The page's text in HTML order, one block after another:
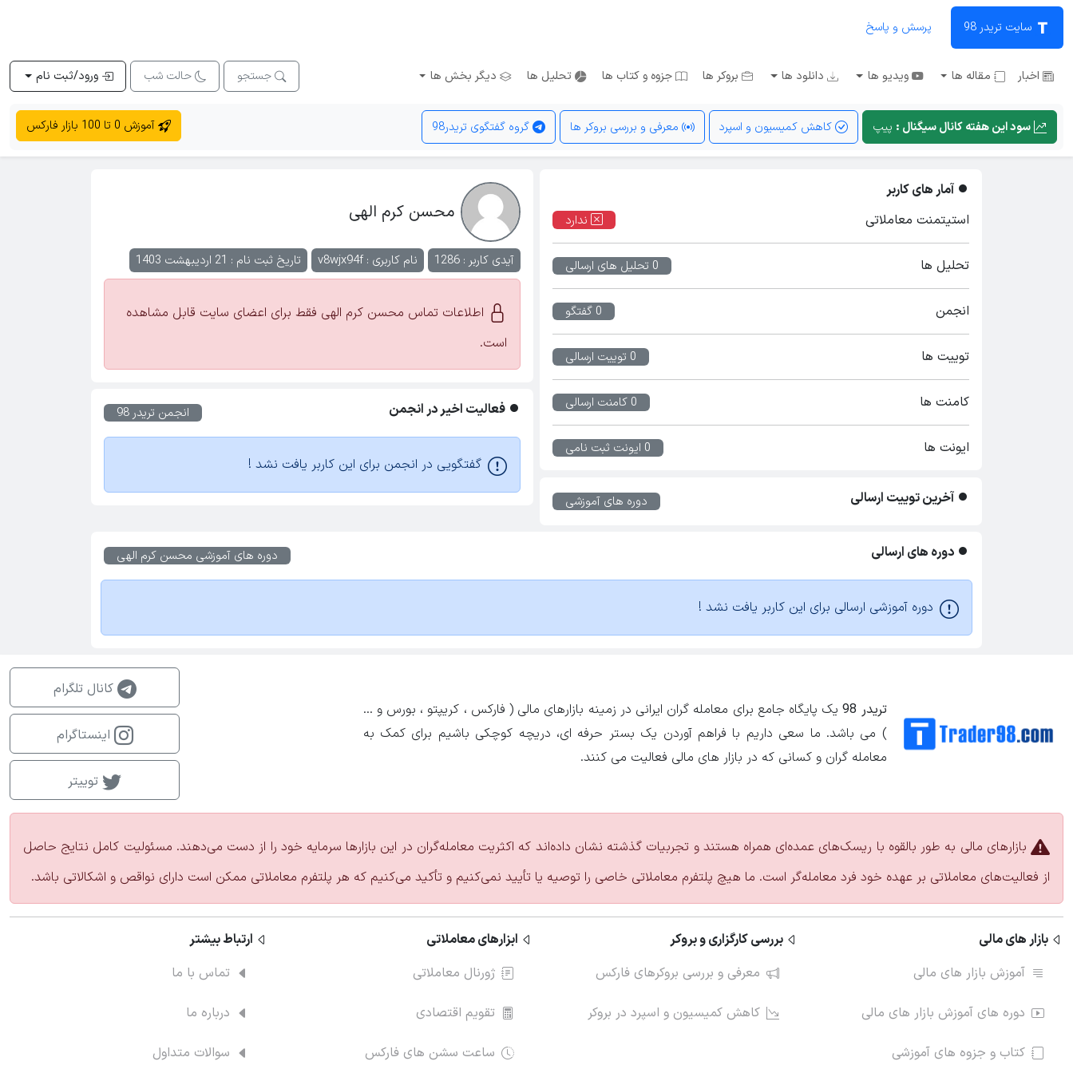
سایت تریدر 98 پرسش و پاسخ
اخبار مقاله ها ویدیو ها دانلود ها بروکر ها جزوه و کتاب ها تحلیل ها دیگر بخش ها جستجو حالت شب
سود این هفته کانال سیگنال : پیپ کاهش کمیسیون و اسپرد معرفی و بررسی بروکر ها گروه گفتگوی تریدر98 آموزش 0 تا 100 بازار فارکس
محسن کرم الهی
آیدی کاربر : 1286 نام کاربری : v8wjx94f تاریخ ثبت نام : 21 اردیبهشت 1403
اطلاعات تماس محسن کرم الهی فقط برای اعضای سایت قابل مشاهده
است.
آمار های کاربر
استیتمنت معاملاتی
ندارد
تحلیل ها 0 تحلیل های ارسالی
انجمن 0 گفتگو
توییت ها 0 توییت ارسالی
کامنت ها 0 کامنت ارسالی
ایونت ها 0 ایونت ثبت نامی
فعالیت اخیر در انجمن انجمن تریدر 98
گفتگویی در انجمن برای این کاربر یافت نشد !
آخرین توییت ارسالی
دوره های آموزشی
دوره های ارسالی دوره های آموزشی محسن کرم الهی
دوره آموزشی ارسالی برای این کاربر یافت نشد !
تریدر 98
یک پایگاه جامع برای معامله گران ایرانی در زمینه بازارهای مالی ( فارکس ، کریپتو ، بورس و ...
) می باشد. ما سعی داریم با فراهم آوردن یک بستر حرفه ای، دریچه کوچکی باشیم برای کمک به
معامله گران و کسانی که در بازار های مالی فعالیت می کنند.
کانال تلگرام
اینستاگرام
توییتر
بازارهای مالی به طور بالقوه با ریسک‌های عمده‌ای همراه هستند و تجربیات گذشته نشان داده‌اند که اکثریت معامله‌گران در این بازارها سرمایه خود را از دست می‌دهند. مسئولیت کامل نتایج حاصل
از فعالیت‌های معاملاتی بر عهده خود فرد معامله‌گر است. ما هیچ پلتفرم معاملاتی خاصی را توصیه یا تأیید نمی‌کنیم و تأکید می‌کنیم که هر پلتفرم معاملاتی ممکن است دارای نواقص و اشکالاتی باشد.
بازار های مالی
آموزش بازار های مالی
دوره های آموزش بازار های مالی
کتاب و جزوه های آموزشی
بررسی کارگزاری و بروکر
معرفی و بررسی بروکرهای فارکس
کاهش کمیسیون و اسپرد در بروکر
ابزارهای معاملاتی
ژورنال معاملاتی
تقویم اقتصادی
ساعت سشن های فارکس
ارتباط‌ بیشتر
تماس با ما
درباره ما
سوالات متداول